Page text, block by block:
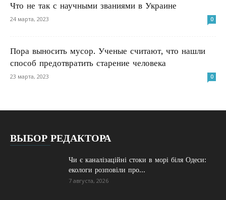
Что не так с научными званиями в Украине
24 марта, 2023 0
Пора выносить мусор. Ученые считают, что нашли
способ предотвратить старение человека
23 марта, 2023 0
ВЫБОР РЕДАКТОРА
Чи є каналізаційні стоки в морі біля Одеси:
екологи розповіли про...
7 августа, 2026